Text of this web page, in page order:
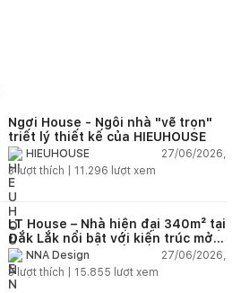
Ngơi House - Ngôi nhà "vẽ trọn"
triết lý thiết kế của HIEUHOUSE
HIEUHOUSE
27/06/2026,
3lượt thích | 11.296 lượt xem
LT House – Nhà hiện đại 340m² tại
Đắk Lắk nổi bật với kiến trúc mở
và hệ sân vườn kết nối thiên
nhiên
NNA Design
27/06/2026,
3lượt thích | 15.855 lượt xem